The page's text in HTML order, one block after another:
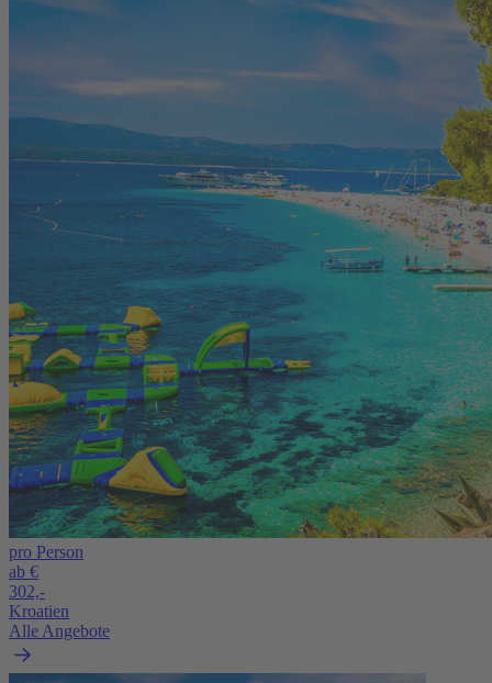
pro Person
ab €
302,-
Kroatien
Alle Angebote